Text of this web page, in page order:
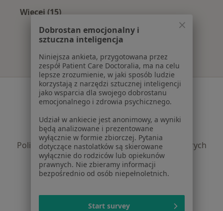
Więcej (15)
Więcej w kategorii: Najczęście leczone
Serwis
Regulamin
Polityka prywatności pacjentów
Polityka prywatności profesjonalistów
Polityka prywatności dla profesjonalistów, których
dane pozyskaliśmy samodzielnie
Polityka cookies
Jak działają wyniki wyszukiwania
Dostępność
O nas
Dobrostan emocjonalny i
sztuczna inteligencja
Niniejsza ankieta, przygotowana przez
zespół Patient Care Doctoralia, ma na celu
lepsze zrozumienie, w jaki sposób ludzie
korzystają z narzędzi sztucznej inteligencji
jako wsparcia dla swojego dobrostanu
emocjonalnego i zdrowia psychicznego.
Udział w ankiecie jest anonimowy, a wyniki
będą analizowane i prezentowane
wyłącznie w formie zbiorczej. Pytania
dotyczące nastolatków są skierowane
wyłącznie do rodziców lub opiekunów
prawnych. Nie zbieramy informacji
bezpośrednio od osób niepełnoletnich.
Start survey